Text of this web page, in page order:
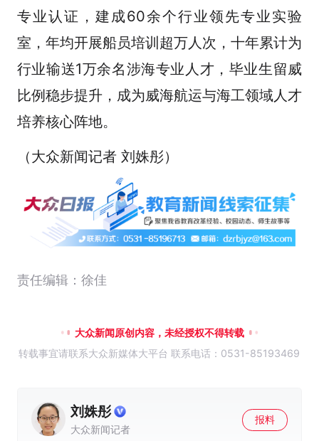
专业认证，建成60余个行业领先专业实验
室，年均开展船员培训超万人次，十年累计为
行业输送1万余名涉海专业人才，毕业生留威
比例稳步提升，成为威海航运与海工领域人才
培养核心阵地。
（大众新闻记者 刘姝彤）
责任编辑：徐佳
大众新闻原创内容，未经授权不得转载
转载事宜请联系大众新媒体大平台 联系电话：0531-85193469
刘姝彤
大众新闻记者
报料